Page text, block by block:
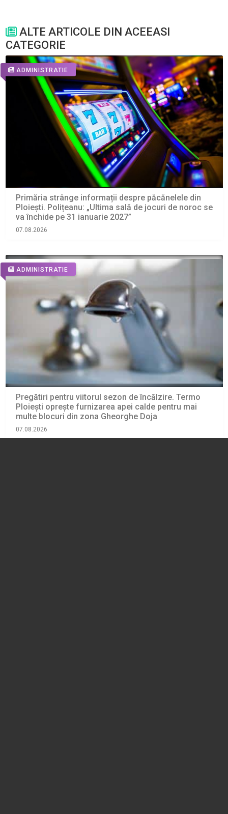
ALTE ARTICOLE DIN ACEEASI
CATEGORIE
ADMINISTRATIE
Primăria strânge informații despre păcănelele din
Ploiești. Polițeanu: „Ultima sală de jocuri de noroc se
va închide pe 31 ianuarie 2027”
07.08.2026
ADMINISTRATIE
Pregătiri pentru viitorul sezon de încălzire. Termo
Ploiești oprește furnizarea apei calde pentru mai
multe blocuri din zona Gheorghe Doja
07.08.2026